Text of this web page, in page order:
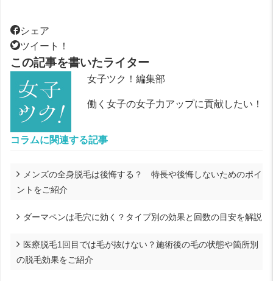
シェア
ツイート！
この記事を書いたライター
女子ツク！編集部
働く女子の女子力アップに貢献したい！
コラムに関連する記事
メンズの全身脱毛は後悔する？ 特長や後悔しないためのポイ
ントをご紹介
ダーマペンは毛穴に効く？タイプ別の効果と回数の目安を解説
医療脱毛1回目では毛が抜けない？施術後の毛の状態や箇所別
の脱毛効果をご紹介